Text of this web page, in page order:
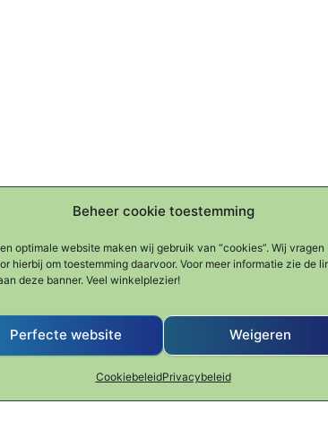
Beheer cookie toestemming
optimale website maken wij gebruik van “cookies”. Wij vragen
hierbij om toestemming daarvoor. Voor meer informatie zie de
deze banner. Veel winkelplezier!
Perfecte website Weigeren
CookiebeleidPrivacybeleid